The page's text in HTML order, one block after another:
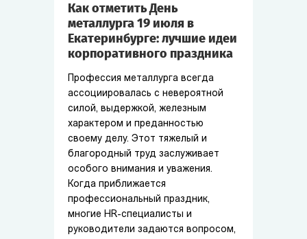
Как отметить День
металлурга 19 июля в
Екатеринбурге: лучшие идеи
корпоративного праздника
Профессия металлурга всегда
ассоциировалась с невероятной
силой, выдержкой, железным
характером и преданностью
своему делу. Этот тяжелый и
благородный труд заслуживает
особого внимания и уважения.
Когда приближается
профессиональный праздник,
многие HR-специалисты и
руководители задаются вопросом,